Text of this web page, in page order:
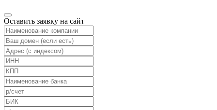
Оставить заявку на сайт